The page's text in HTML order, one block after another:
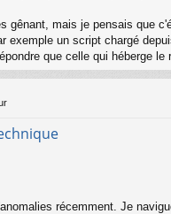
gênant, mais je pensais que
exemple un script chargé
que celle qui héberge le
récemment. Je